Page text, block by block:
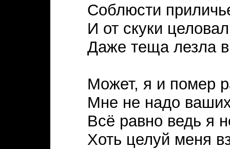
Соблюсти
И от скуки
Даже теща лезла
Может, я и помер
Мне не надо
Всё равно ведь я
Хоть целуй меня